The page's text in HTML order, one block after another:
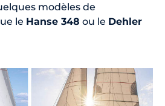
modèles de
le Hanse 348 ou le Dehler